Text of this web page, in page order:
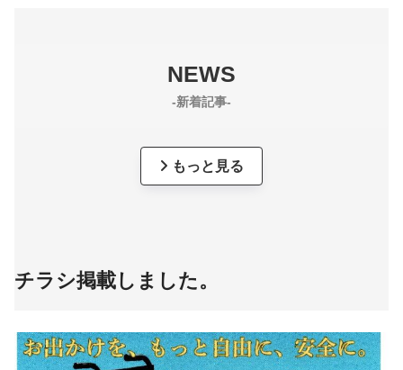
NEWS
-新着記事-
もっと見る
チラシ掲載しました。